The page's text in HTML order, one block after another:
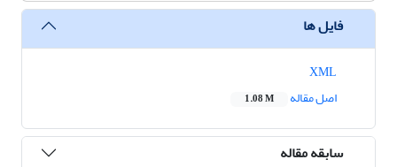
فایل ها
اصل مقاله
1.08 M
سابقه مقاله